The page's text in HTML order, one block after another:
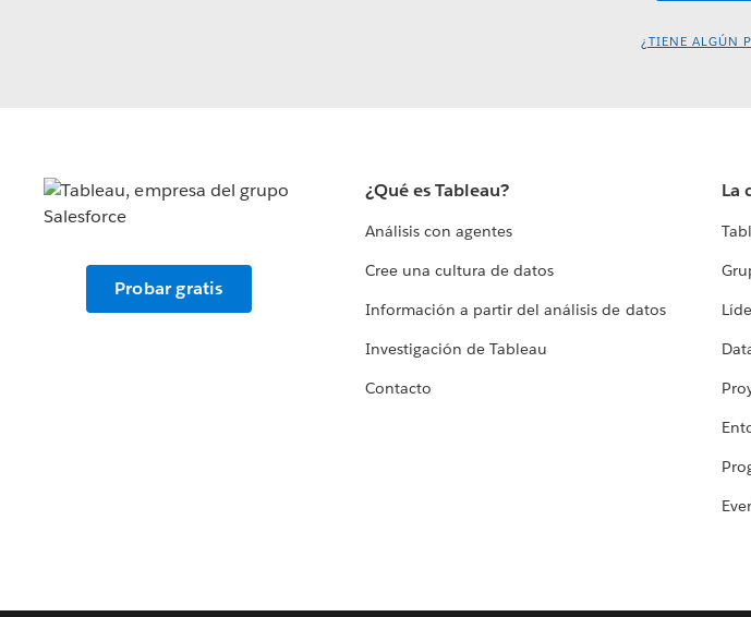
¿TIENE ALGÚN
Probar gratis
¿Qué es Tableau?
Análisis con agentes
Cree una cultura de datos
Información a partir del análisis de datos
Investigación de Tableau
Contacto
La